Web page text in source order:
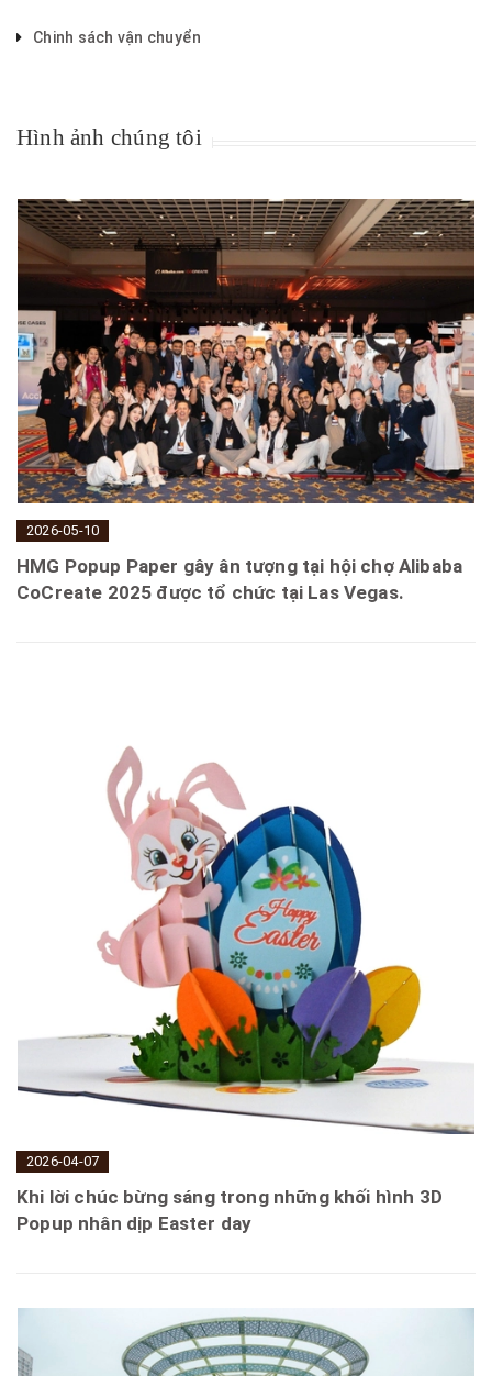
Chinh sách vận chuyển
Hình ảnh chúng tôi
2026-05-10
HMG Popup Paper gây ân tượng tại hội chợ Alibaba
CoCreate 2025 được tổ chức tại Las Vegas.
2026-04-07
Khi lời chúc bừng sáng trong những khối hình 3D
Popup nhân dịp Easter day